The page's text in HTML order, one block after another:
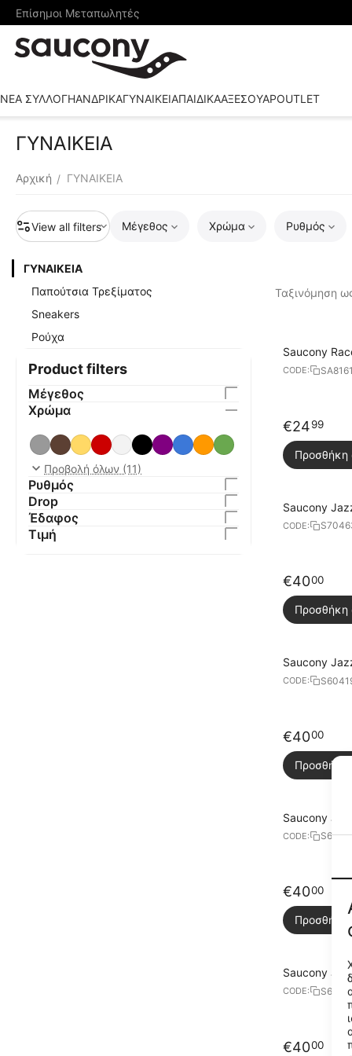
Επίσημοι Μεταπωλητές
ΝΕΑ ΣΥΛΛΟΓΗΑΝΔΡΙΚΑΓΥΝΑΙΚΕΙΑΠΑΙΔΙΚΑΑΞΕΣΟΥΑΡOUTLET
ΓΥΝΑΙΚΕΙΑ
Αρχική / ΓΥΝΑΙΚΕΙΑ
View all filters Μέγεθος Χρώμα Ρυθμός
Ταξινόμηση
Saucony
CODE:
€2499
Προσθήκη
Saucony
CODE:
€4000
Προσθήκη
Saucony
CODE:
€4000
Προσθήκη
Saucony
CODE:
€4000
Προσθήκη
Saucony
CODE:
€4000
ΓΥΝΑΙΚΕΙΑ
Παπούτσια Τρεξίματος
Sneakers
Ρούχα
Product filters
Μέγεθος
Χρώμα
Προβολή όλων (11)
Ρυθμός
Drop
Έδαφος
Τιμή